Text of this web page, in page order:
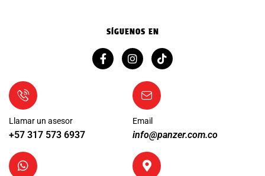
SÍGUENOS EN
Llamar un asesor
+57 317 573 6937
Email
info@panzer.com.co